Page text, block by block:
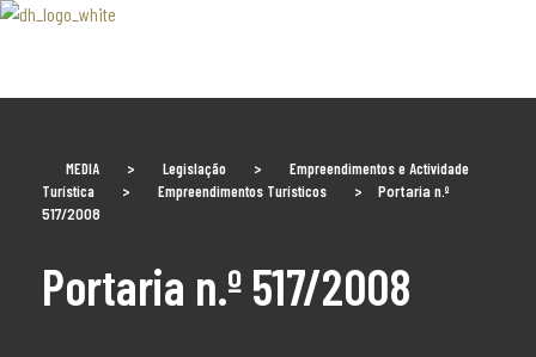
MEDIA > Legislação >
Empreendimentos e Actividade
Turística
> Empreendimentos Turísticos >
Portaria n.º
517/2008
Portaria n.º 517/2008